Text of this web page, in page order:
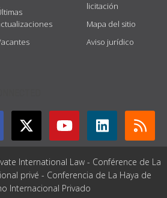
licitación
Mapa del sitio
Aviso jurídico
International Law - Conférence de La
privé - Conferencia de La Haya de
Internacional Privado